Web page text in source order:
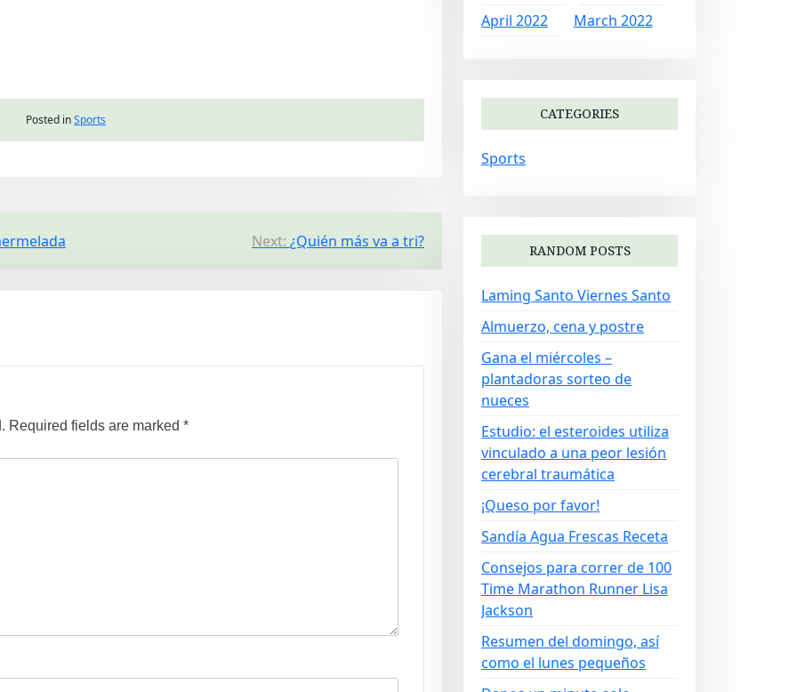
Posted inSports
Next: ¿Quién más va a tri?
Required fields are marked *
April 2022
March 2022
CATEGORIES
Sports
RANDOM POSTS
Laming Santo Viernes Santo
Almuerzo, cena y postre
Gana el miércoles –
plantadoras sorteo de
nueces
Estudio: el esteroides utiliza
vinculado a una peor lesión
cerebral traumática
¡Queso por favor!
Sandía Agua Frescas Receta
Consejos para correr de 100
Time Marathon Runner Lisa
Jackson
Resumen del domingo, así
como el lunes pequeños